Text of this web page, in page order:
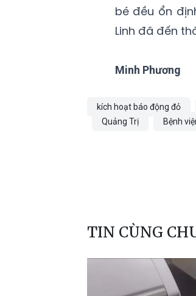
bé đều ổn
Linh đã đến
Minh Phương
kích hoạt báo động đỏ
Quảng Trị
Bệnh
TIN CÙNG